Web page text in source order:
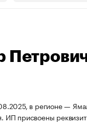
в регионе —
ИП присвоены